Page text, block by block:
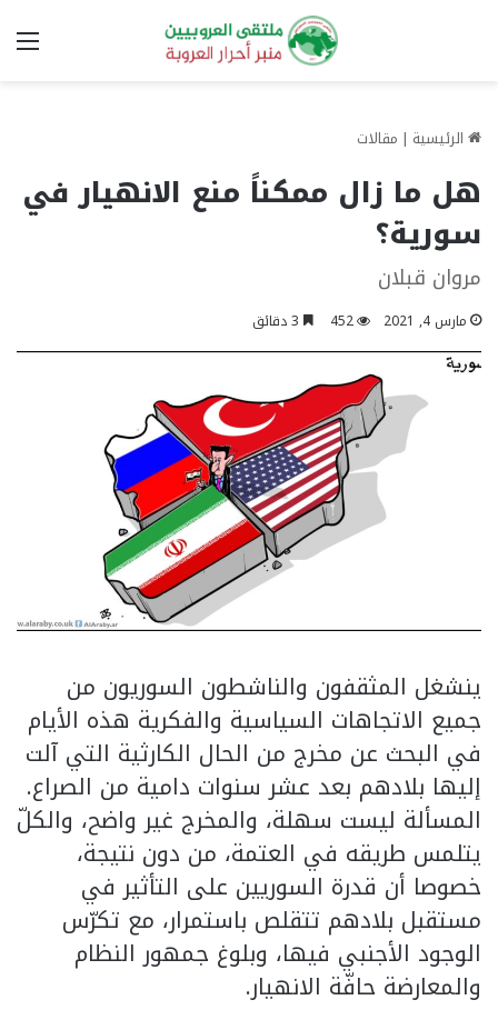
الرئيسية | مقالات
هل ما زال ممكناً منع الانهيار في
سورية؟
مروان قبلان
مارس 4, 2021 452
ينشغل المثقفون والناشطون السوريون من
جميع الاتجاهات السياسية والفكرية هذه الأيام
في البحث عن مخرج من الحال الكارثية التي آلت
إليها بلادهم بعد عشر سنوات دامية من الصراع.
المسألة ليست سهلة، والمخرج غير واضح، والكلّ
يتلمس طريقه في العتمة، من دون نتيجة،
خصوصا أن قدرة السوريين على التأثير في
مستقبل بلادهم تتقلص باستمرار، مع تكرّس
الوجود الأجنبي فيها، وبلوغ جمهور النظام
والمعارضة حافّة الانهيار.